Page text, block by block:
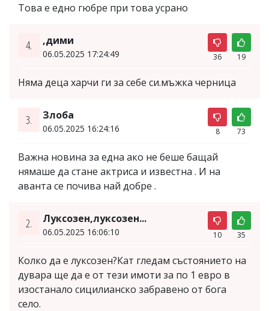
Това е едно гюбре при това усрано
4. ,дими
06.05.2025 17:24:49 36 19
Няма деца харчи ги за себе си.мъжка черница
3. Злоба
06.05.2025 16:24:16 8 73
Важна новина за една ако не беше бащай
нямаше да стане актриса и известна . И на
аванта се почива най добре .
2. Луксозен,луксозен...
06.05.2025 16:06:10 10 35
Колко да е луксозен?Кат гледам състоянието на
дувара ще да е от тези имоти за по 1 евро в
изостанало сицилианско забравено от бога
село.